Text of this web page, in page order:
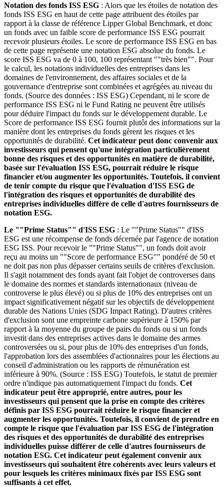
Notation des fonds ISS ESG : Alors que les étoiles de notation des
fonds ISS ESG en haut de cette page attribuent des étoiles par
rapport à la classe de référence Lipper Global Benchmark, et donc
un fonds avec un faible score de performance ISS ESG pourrait
recevoir plusieurs étoiles. Le score de performance ISS ESG en bas
de cette page représente une notation ESG absolue du fonds. Le
score ISS ESG va de 0 à 100, 100 représentant ""très bien"". Pour
le calcul, les notations individuelles des entreprises dans les
domaines de l'environnement, des affaires sociales et de la
gouvernance d'entreprise sont combinées et agrégées au niveau du
fonds. (Source des données : ISS ESG) Cependant, ni le score de
performance ISS ESG ni le Fund Rating ne peuvent être utilisés
pour déduire l'impact du fonds sur le développement durable. Le
Score de performance ISS ESG fournit plutôt des informations sur la
manière dont les entreprises du fonds gèrent les risques et les
opportunités de durabilité. Cet indicateur peut donc convenir aux
investisseurs qui pensent qu'une intégration particulièrement
bonne des risques et des opportunités en matière de durabilité,
basée sur l'évaluation ISS ESG, pourrait réduire le risque
financier et/ou augmenter les opportunités. Toutefois, il convient
de tenir compte du risque que l'évaluation d'ISS ESG de
l'intégration des risques et opportunités de durabilité des
entreprises individuelles diffère de celle d'autres fournisseurs de
notation ESG.
Le ""Prime Status"" d'ISS ESG : Le ""Prime Status"" d'ISS
ESG est une récompense de fonds décernée par l'agence de notation
ESG ISS. Pour recevoir le ""Prime Status"", un fonds doit avoir
reçu au moins un ""Score de performance ESG"" pondéré de 50 et
ne doit pas non plus dépasser certains seuils de critères d'exclusion.
Il s'agit notamment des fonds ayant fait l'objet de controverses dans
le domaine des normes et standards internationaux (niveau de
controverse le plus élevé) ou si plus de 10% des entreprises ont un
impact significativement négatif sur les objectifs de développement
durable des Nations Unies (SDG Impact Rating). D'autres critères
d'exclusion sont une empreinte carbone supérieure à 150% par
rapport à la moyenne du groupe de pairs du fonds ou si un fonds
investit dans des entreprises actives dans le domaine des armes
controversées ou si, pour plus de 10% des entreprises d'un fonds,
l'approbation lors des assemblées d'actionnaires pour les élections au
conseil d'administration ou les rapports de rémunération est
inférieure à 90%. (Source : ISS ESG) Toutefois, le statut de premier
ordre n'indique pas automatiquement l'impact du fonds. Cet
indicateur peut être approprié, entre autres, pour les
investisseurs qui pensent que la prise en compte des critères
définis par ISS ESG pourrait réduire le risque financier et
augmenter les opportunités. Toutefois, il convient de prendre en
compte le risque que l'évaluation par ISS ESG de l'intégration
des risques et des opportunités de durabilité des entreprises
individuelles puisse différer de celle d'autres fournisseurs de
notation ESG. Cet indicateur peut également convenir aux
investisseurs qui souhaitent être cohérents avec leurs valeurs et
pour lesquels les critères minimaux fixés par ISS ESG sont
suffisants à cet effet.